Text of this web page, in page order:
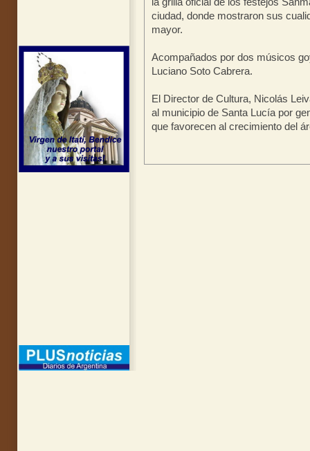
ciudad, donde mostraron sus
mayor.
Acompañados por dos músicos
Luciano Soto Cabrera.
El Director de Cultura, Nicolás
al municipio de Santa Lucía por
que favorecen al crecimiento del